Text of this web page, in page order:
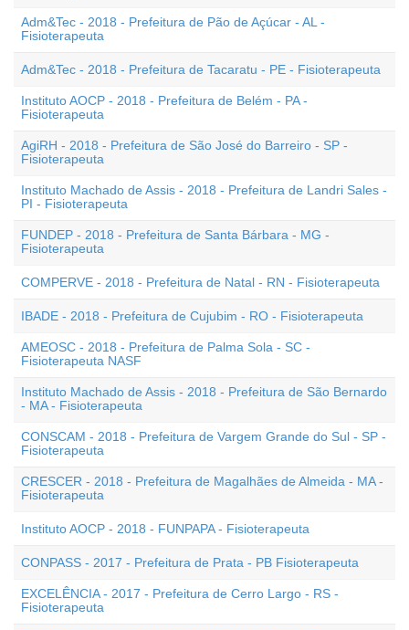
Adm&Tec - 2018 - Prefeitura de Pão de Açúcar - AL -
Fisioterapeuta
Adm&Tec - 2018 - Prefeitura de Tacaratu - PE - Fisioterapeuta
Instituto AOCP - 2018 - Prefeitura de Belém - PA -
Fisioterapeuta
AgiRH - 2018 - Prefeitura de São José do Barreiro - SP -
Fisioterapeuta
Instituto Machado de Assis - 2018 - Prefeitura de Landri Sales -
PI - Fisioterapeuta
FUNDEP - 2018 - Prefeitura de Santa Bárbara - MG -
Fisioterapeuta
COMPERVE - 2018 - Prefeitura de Natal - RN - Fisioterapeuta
IBADE - 2018 - Prefeitura de Cujubim - RO - Fisioterapeuta
AMEOSC - 2018 - Prefeitura de Palma Sola - SC -
Fisioterapeuta NASF
Instituto Machado de Assis - 2018 - Prefeitura de São Bernardo
- MA - Fisioterapeuta
CONSCAM - 2018 - Prefeitura de Vargem Grande do Sul - SP -
Fisioterapeuta
CRESCER - 2018 - Prefeitura de Magalhães de Almeida - MA -
Fisioterapeuta
Instituto AOCP - 2018 - FUNPAPA - Fisioterapeuta
CONPASS - 2017 - Prefeitura de Prata - PB Fisioterapeuta
EXCELÊNCIA - 2017 - Prefeitura de Cerro Largo - RS -
Fisioterapeuta